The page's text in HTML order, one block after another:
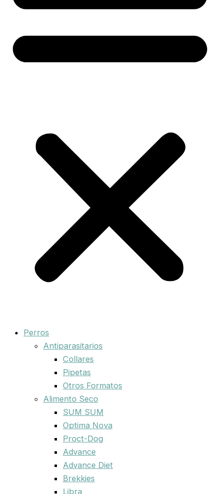
Perros
Antiparasitarios
Collares
Pipetas
Otros Formatos
Alimento Seco
SUM SUM
Optima Nova
Proct-Dog
Advance
Advance Diet
Brekkies
Libra